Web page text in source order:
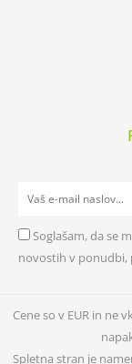
Soglašam, da se
novostih v
Cene so v EUR in ne
Spletna stran je